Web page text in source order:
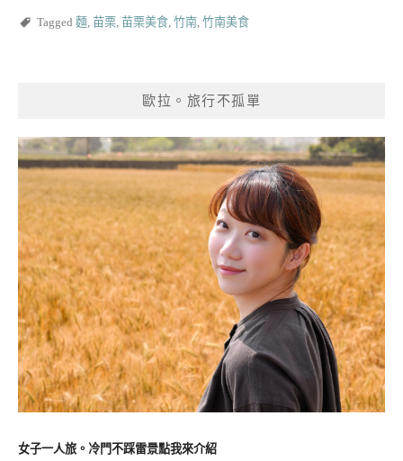
Tagged 麵 苗栗 苗栗美食 竹南 竹南美食
歐拉。旅行不孤單
女子一人旅。冷門不踩雷景點我來介紹